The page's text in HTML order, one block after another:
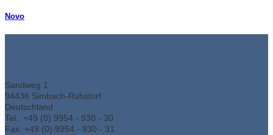
Novo
Sandweg 1
94436 Simbach-Ruhstorf
Deutschland
Tel. +49 (0) 9954 - 930 - 30
Fax. +49 (0) 9954 - 930 - 31